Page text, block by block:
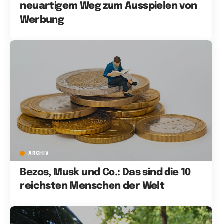
neuartigem Weg zum Ausspielen von
Werbung
ARCHIV
Bezos, Musk und Co.: Das sind die 10
reichsten Menschen der Welt